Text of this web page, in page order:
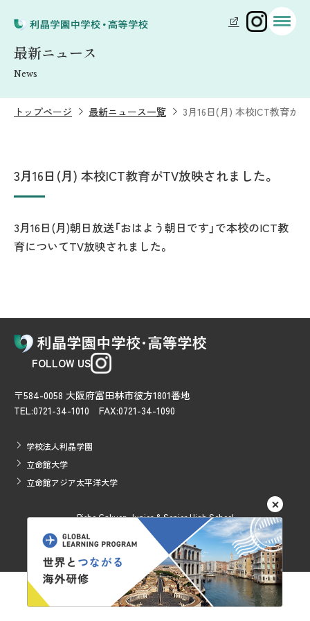
最新ニュース
News
トップページ 最新ニュース一覧 3月16日(月) 本校ICT教育が
3月16日(月) 本校ICT教育がTV放映されました。
3月16日(月)朝日放送「おはよう朝日です」で本校のICT教
育についてTV放映されました。
FOLLOW US
〒584-0058 大阪府富田林市彼方1801番地
TEL:0721-34-1010 FAX:0721-34-1090
学校法人利晶学園
立命館大学
立命館アジア太平洋大学
Risho Gakuen Junior & Senior High School